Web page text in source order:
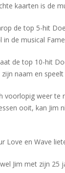
kaarten is de
de top 5-hit
de musical
de top 10-hit
naam en
weer te
ooit, kan
Love en Wave
Jim met zijn